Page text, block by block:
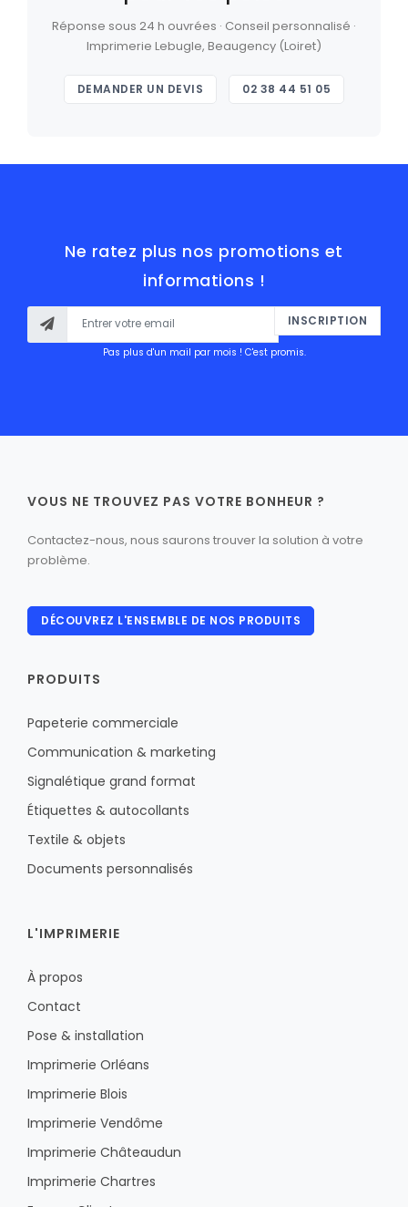
Réponse sous 24 h ouvrées · Conseil personnalisé ·
Imprimerie Lebugle, Beaugency (Loiret)
DEMANDER UN DEVIS 02 38 44 51 05
Ne ratez plus nos promotions et
informations !
INSCRIPTION
Pas plus d'un mail par mois ! C'est promis.
VOUS NE TROUVEZ PAS VOTRE BONHEUR ?
Contactez-nous, nous saurons trouver la solution à votre
problème.
DÉCOUVREZ L'ENSEMBLE DE NOS PRODUITS
PRODUITS
Papeterie commerciale
Communication & marketing
Signalétique grand format
Étiquettes & autocollants
Textile & objets
Documents personnalisés
L'IMPRIMERIE
À propos
Contact
Pose & installation
Imprimerie Orléans
Imprimerie Blois
Imprimerie Vendôme
Imprimerie Châteaudun
Imprimerie Chartres